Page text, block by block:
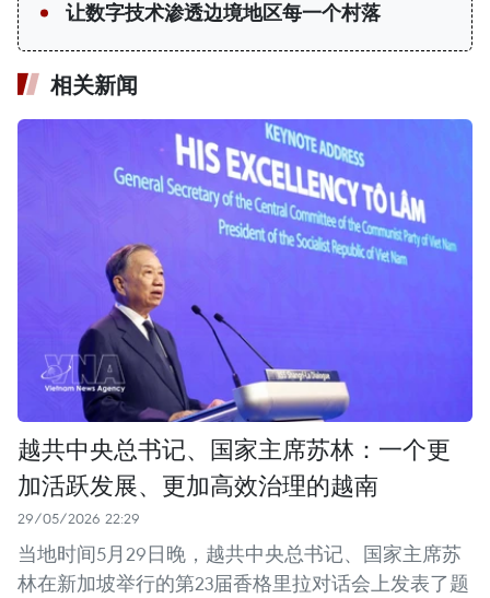
让数字技术渗透边境地区每一个村落
相关新闻
越共中央总书记、国家主席苏林：一个更
加活跃发展、更加高效治理的越南
29/05/2026 22:29
当地时间5月29日晚，越共中央总书记、国家主席苏
林在新加坡举行的第23届香格里拉对话会上发表了题